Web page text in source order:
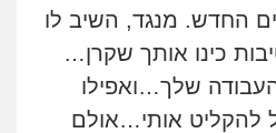
החדש. מנגד, השיב לו
כינו אותך שקרן…
שלך…ואפילו
להקליט אותי…אולם